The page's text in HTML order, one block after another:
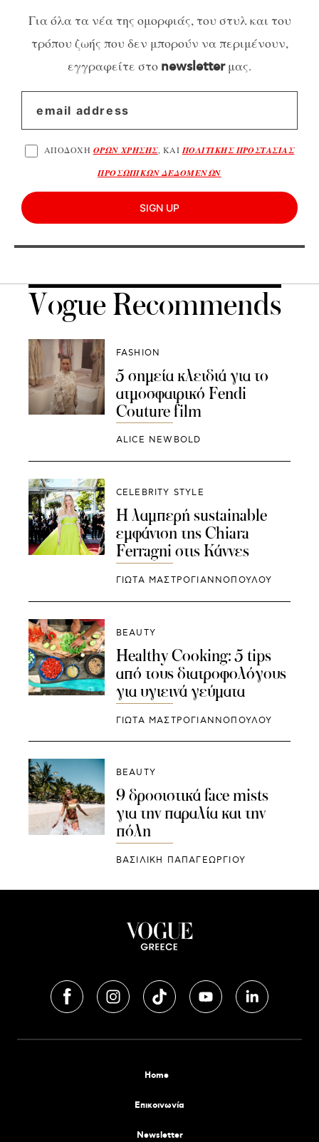
Για όλα τα νέα της ομορφιάς, του στυλ και του
τρόπου ζωής που δεν μπορούν να περιμένουν,
εγγραφείτε στο newsletterμας.
ΑΠΟΔΟΧΗ ΟΡΩΝ ΧΡΗΣΗΣ, ΚΑΙ ΠΟΛΙΤΙΚΗΣ ΠΡΟΣΤΑΣΙΑΣ
ΠΡΟΣΩΠΙΚΩΝ ΔΕΔΟΜΕΝΩΝ
SIGN UP
Vogue Recommends
FASHION
5 σημεία κλειδιά για το
ατμοσφαιρικό Fendi
Couture film
ALICE NEWBOLD
CELEBRITY STYLE
Η λαμπερή sustainable
εμφάνιση της Chiara
Ferragni στις Κάννες
ΓΙΩΤΑ ΜΑΣΤΡΟΓΙΑΝΝΟΠΟΥΛΟΥ
BEAUTY
Healthy Cooking: 5 tips
από τους διατροφολόγους
για υγιεινά γεύματα
ΓΙΩΤΑ ΜΑΣΤΡΟΓΙΑΝΝΟΠΟΥΛΟΥ
BEAUTY
9 δροσιστικά face mists
για την παραλία και την
πόλη
ΒΑΣΙΛΙΚΗ ΠΑΠΑΓΕΩΡΓΙΟΥ
Home
Επικοινωνία
Newsletter